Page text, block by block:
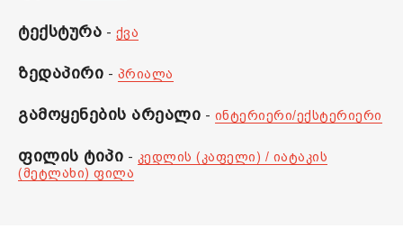
ტექსტურა - ქვა
ზედაპირი - პრიალა
გამოყენების არეალი - ინტერიერი/ექსტერიერი
ფილის ტიპი - კედლის (კაფელი) / იატაკის
(მეტლახი) ფილა